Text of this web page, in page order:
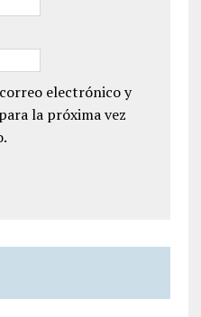
electrónico y
la próxima vez